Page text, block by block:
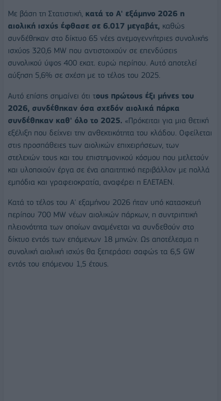
Με βάση τη Στατιστική, κατά το Α' εξάμηνο 2026 η
αιολική ισχύς έφθασε σε 6.017 μεγαβάτ, καθώς
συνδέθηκαν στο δίκτυο 65 νέες ανεμογεννήτριες συνολικής
ισχύος 320,6 MW που αντιστοιχούν σε επενδύσεις
συνολικού ύψος 400 εκατ. ευρώ περίπου. Αυτό αποτελεί
αύξηση 5,6% σε σχέση με το τέλος του 2025.
Αυτό επίσης σημαίνει ότι τους πρώτους έξι μήνες του
2026, συνδέθηκαν όσα σχεδόν αιολικά πάρκα
συνδέθηκαν καθ' όλο το 2025. «Πρόκειται για μια θετική
εξέλιξη που δείχνει την ανθεκτικότητα του κλάδου. Οφείλεται
στις προσπάθειες των αιολικών επιχειρήσεων, των
στελεχών τους και του επιστημονικού κόσμου που μελετούν
και υλοποιούν έργα σε ένα απαιτητικό περιβάλλον με πολλά
εμπόδια και γραφειοκρατία, αναφέρει η ΕΛΕΤΑΕΝ.
Κατά το τέλος του Α' εξαμήνου 2026 ήταν υπό κατασκευή
περίπου 700 MW νέων αιολικών πάρκων, η συντριπτική
πλειονότητα των οποίων αναμένεται να συνδεθούν στο
δίκτυο εντός των επόμενων 18 μηνών. Ως αποτέλεσμα η
συνολική αιολική ισχύς θα ξεπεράσει σαφώς τα 6,5 GW
εντός του επόμενου 1,5 έτους.